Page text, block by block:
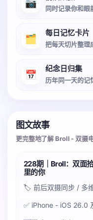
📷 同时记录你和眼
🗂️
每日记忆卡片
把每天切片整理
📅
纪念日归集
历年同一天的记
图文故事
更完整地了解 Broll - 双摄
228期｜Broll：双面
里的你
🏷️ 前后双摄同步 / 多
✅ iPhone - iOS 26.0